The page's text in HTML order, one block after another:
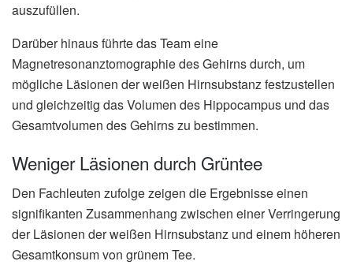
auszufüllen.
Darüber hinaus führte das Team eine
Magnetresonanztomographie des Gehirns durch, um
mögliche Läsionen der weißen Hirnsubstanz festzustellen
und gleichzeitig das Volumen des Hippocampus und das
Gesamtvolumen des Gehirns zu bestimmen.
Weniger Läsionen durch Grüntee
Den Fachleuten zufolge zeigen die Ergebnisse einen
signifikanten Zusammenhang zwischen einer Verringerung
der Läsionen der weißen Hirnsubstanz und einem höheren
Gesamtkonsum von grünem Tee.